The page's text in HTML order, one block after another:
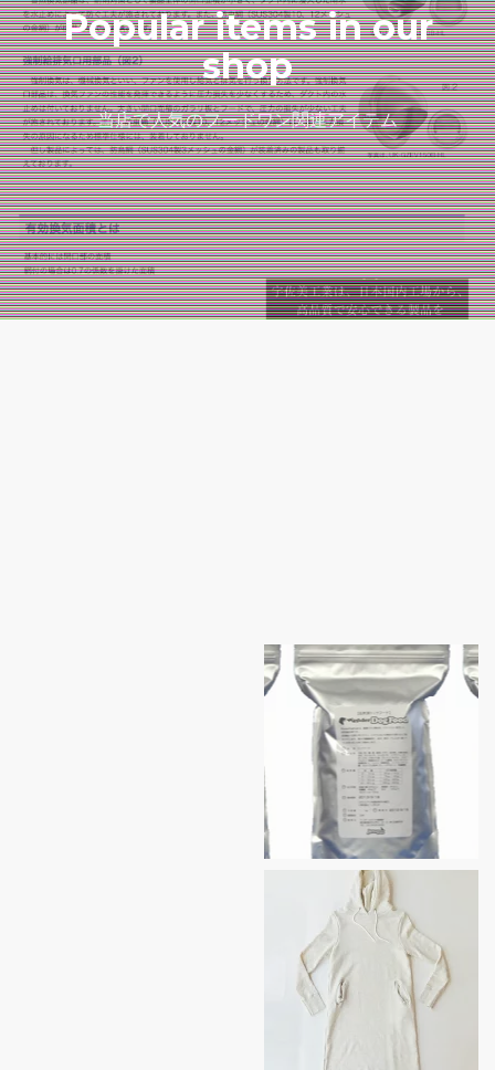
Popular items in our
shop
当店で人気のフードワン関連アイテム